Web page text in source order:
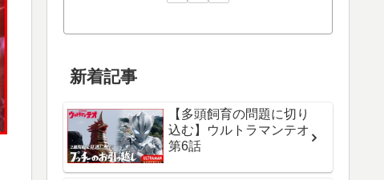
新着記事
【多頭飼育の問題に切り
込む】ウルトラマンテオ
第6話